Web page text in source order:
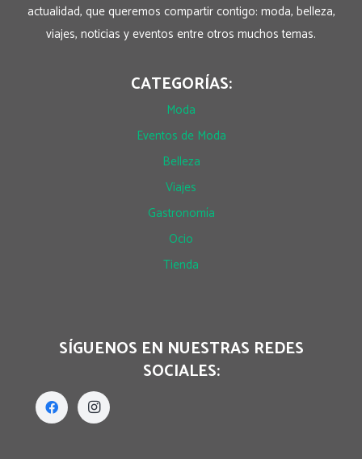
actualidad, que queremos compartir contigo: moda, belleza,
viajes, noticias y eventos entre otros muchos temas.
CATEGORÍAS:
Moda
Eventos de Moda
Belleza
Viajes
Gastronomía
Ocio
Tienda
SÍGUENOS EN NUESTRAS REDES
SOCIALES: